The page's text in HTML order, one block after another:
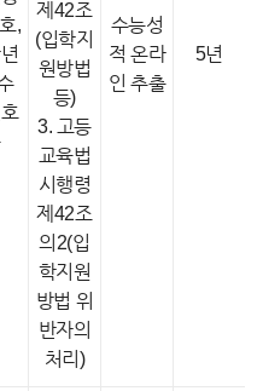
,
제42조
(입학지
원방법
등)
3. 고등
교육법
시행령
제42조
의2(입
학지원
방법 위
반자의
처리)
수능성
적 온라
인 추출
5년